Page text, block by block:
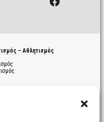
– Αθλητισμός